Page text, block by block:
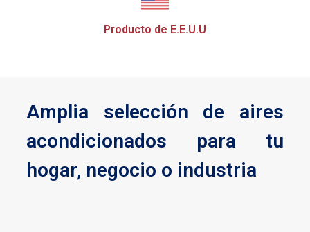
Producto de E.E.U.U
Amplia selección de aires
acondicionados para tu
hogar, negocio o industria